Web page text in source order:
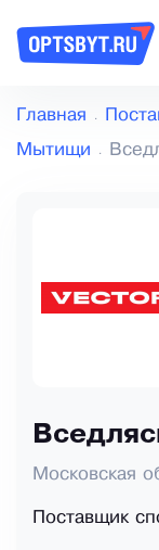
Главная
Мытищи
Московская
Поставщик